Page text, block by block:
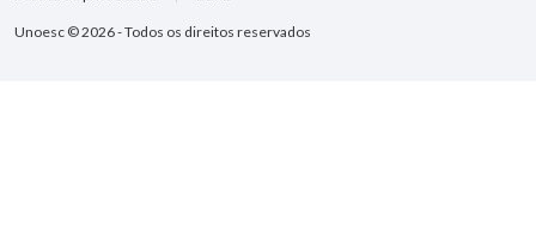
Unoesc © 2026 - Todos os direitos reservados